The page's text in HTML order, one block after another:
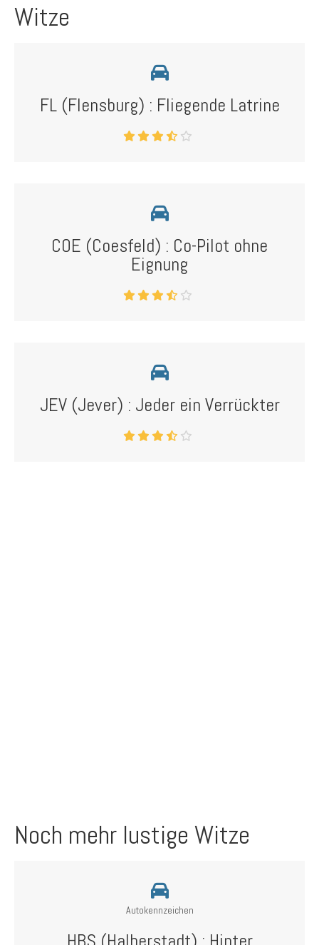
Witze
FL (Flensburg) : Fliegende Latrine
COE (Coesfeld) : Co-Pilot ohne
Eignung
JEV (Jever) : Jeder ein Verrückter
Noch mehr lustige Witze
Autokennzeichen